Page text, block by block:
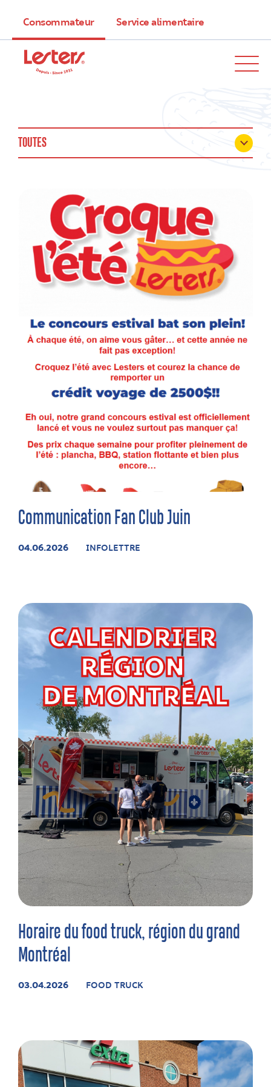
Consommateur Service alimentaire
TOUTES
Communication Fan Club Juin
04.06.2026 INFOLETTRE
Horaire du food truck, région du grand
Montréal
03.04.2026 FOOD TRUCK